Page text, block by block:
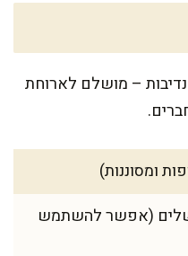
מספיק ל-6-8 מנות נדיבות – מושלם לארוחת
(אפשר להשתמש